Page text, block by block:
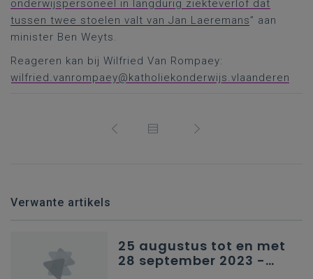
onderwijspersoneel in langdurig ziekteverlof dat
tussen twee stoelen valt van Jan Laeremans” aan
minister Ben Weyts.
Reageren kan bij Wilfried Van Rompaey:
wilfried.vanrompaey@katholiekonderwijs.vlaanderen
Verwante artikels
25 augustus tot en met
28 september 2023 -